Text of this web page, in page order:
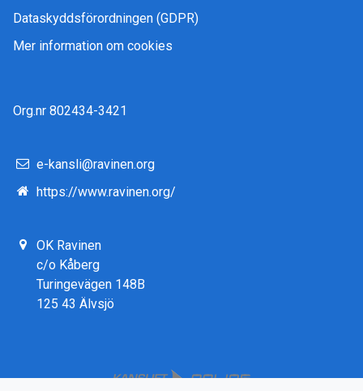
Dataskyddsförordningen (GDPR)
Mer information om cookies
Org.nr 802434-3421
e-kansli@ravinen.org
https://www.ravinen.org/
OK Ravinen
c/o Kåberg
Turingevägen 148B
125 43 Älvsjö